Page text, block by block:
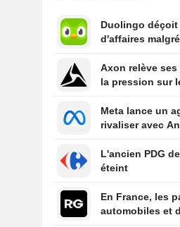
Duolingo
d'affaires
Axon relève
la pression sur
Meta lance un
rivaliser avec
L'ancien PDG
éteint
En France, les
automobiles et